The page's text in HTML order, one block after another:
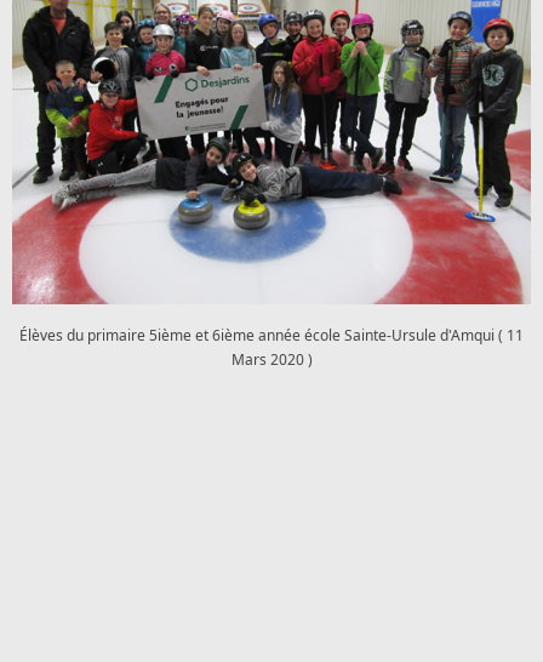
Élèves du primaire 5ième et 6ième année école Sainte-Ursule d'Amqui ( 11
Mars 2020 )